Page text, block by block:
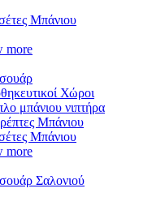
Μπάνιου
more
Χώροι
μπάνιου νιπτήρα
Μπάνιου
Μπάνιου
more
Σαλονιού